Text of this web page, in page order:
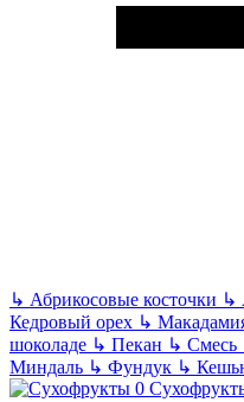
↳ Абрикосовые косточки ↳
Кедровый орех ↳
шоколаде ↳ Пекан ↳ Смесь
Миндаль ↳ Фундук ↳